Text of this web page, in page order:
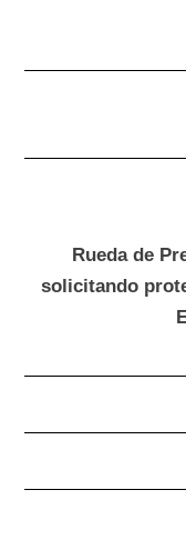
Rueda de
solicitando